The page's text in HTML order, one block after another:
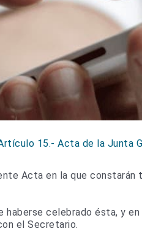
15.- Acta de la Junta
Acta en la que
haberse celebrado ésta, y
el Secretario.